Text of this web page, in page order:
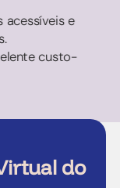
acessíveis e
custo-
do